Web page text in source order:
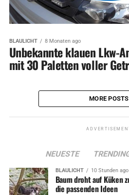
BLAULICHT 8 Monaten ago
Unbekannte klauen Lkw-
mit 30 Paletten voller
MORE POSTS
NEUESTE
BLAULICHT 10 Stunden ago
Baum droht auf Küken
die passenden Ideen